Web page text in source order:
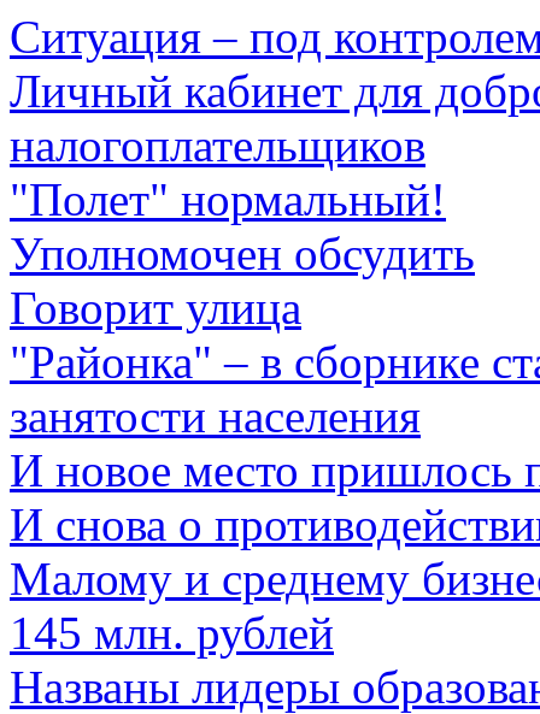
Ситуация – под
Личный кабинет для
налогоплательщиков
"Полет" нормальный!
Уполномочен обсудить
Говорит улица
"Районка" – в сборнике
занятости населения
И новое место пришлось
И снова о
Малому и среднему
145 млн. рублей
Названы лидеры